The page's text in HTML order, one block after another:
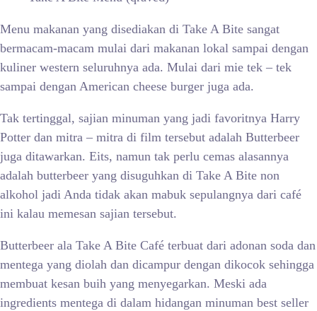
Menu makanan yang disediakan di Take A Bite sangat
bermacam-macam mulai dari makanan lokal sampai dengan
kuliner western seluruhnya ada. Mulai dari mie tek – tek
sampai dengan American cheese burger juga ada.
Tak tertinggal, sajian minuman yang jadi favoritnya Harry
Potter dan mitra – mitra di film tersebut adalah Butterbeer
juga ditawarkan. Eits, namun tak perlu cemas alasannya
adalah butterbeer yang disuguhkan di Take A Bite non
alkohol jadi Anda tidak akan mabuk sepulangnya dari café
ini kalau memesan sajian tersebut.
Butterbeer ala Take A Bite Café terbuat dari adonan soda dan
mentega yang diolah dan dicampur dengan dikocok sehingga
membuat kesan buih yang menyegarkan. Meski ada
ingredients mentega di dalam hidangan minuman best seller